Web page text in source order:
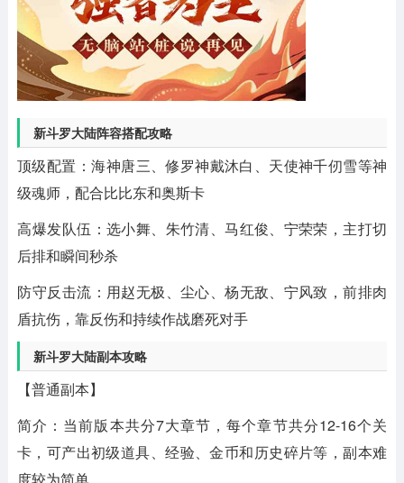
新斗罗大陆阵容搭配攻略
顶级配置‌：海神唐三、修罗神戴沐白、天使神千仞雪等神
级魂师，配合比比东和奥斯卡
‌高爆发队伍‌：选小舞、朱竹清、马红俊、宁荣荣，主打切
后排和瞬间秒杀
‌防守反击流‌：用赵无极、尘心、杨无敌、宁风致，前排肉
盾抗伤，靠反伤和持续作战磨死对手
新斗罗大陆副本攻略
【普通副本】
简介：当前版本共分7大章节，每个章节共分12-16个关
卡，可产出初级道具、经验、金币和历史碎片等，副本难